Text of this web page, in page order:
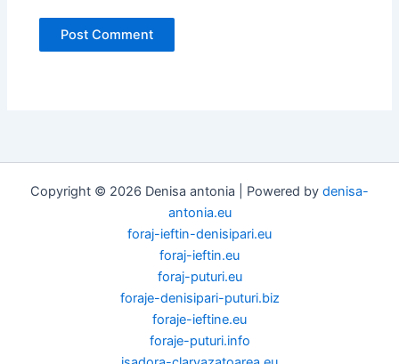
Copyright © 2026 Denisa antonia | Powered by denisa-
antonia.eu
foraj-ieftin-denisipari.eu
foraj-ieftin.eu
foraj-puturi.eu
foraje-denisipari-puturi.biz
foraje-ieftine.eu
foraje-puturi.info